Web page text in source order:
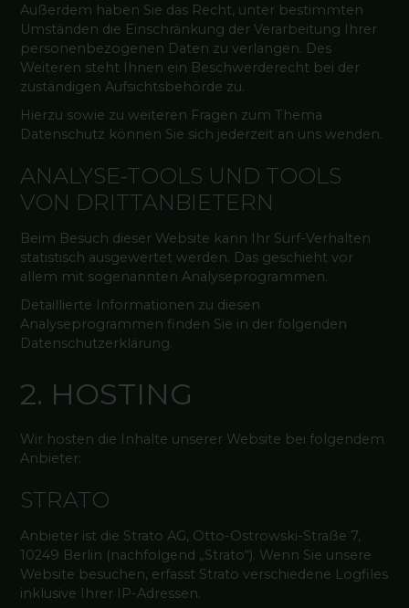
Außerdem haben Sie das Recht, unter bestimmten
Umständen die Einschränkung der Verarbeitung Ihrer
personenbezogenen Daten zu verlangen. Des
Weiteren steht Ihnen ein Beschwerderecht bei der
zuständigen Aufsichtsbehörde zu.
Hierzu sowie zu weiteren Fragen zum Thema
Datenschutz können Sie sich jederzeit an uns wenden.
ANALYSE-TOOLS UND TOOLS
VON DRITT­ANBIETERN
Beim Besuch dieser Website kann Ihr Surf-Verhalten
statistisch ausgewertet werden. Das geschieht vor
allem mit sogenannten Analyseprogrammen.
Detaillierte Informationen zu diesen
Analyseprogrammen finden Sie in der folgenden
Datenschutzerklärung.
2. HOSTING
Wir hosten die Inhalte unserer Website bei folgendem
Anbieter:
STRATO
Anbieter ist die Strato AG, Otto-Ostrowski-Straße 7,
10249 Berlin (nachfolgend „Strato“). Wenn Sie unsere
Website besuchen, erfasst Strato verschiedene Logfiles
inklusive Ihrer IP-Adressen.